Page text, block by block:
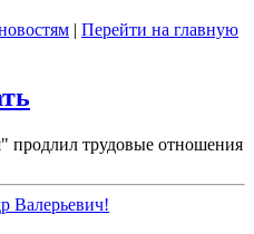
| Перейти на главную
трудовые отношения